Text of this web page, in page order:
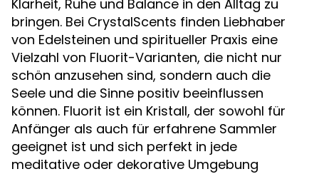
Klarheit, Ruhe und Balance in den Alltag zu
bringen. Bei CrystalScents finden Liebhaber
von Edelsteinen und spiritueller Praxis eine
Vielzahl von Fluorit-Varianten, die nicht nur
schön anzusehen sind, sondern auch die
Seele und die Sinne positiv beeinflussen
können. Fluorit ist ein Kristall, der sowohl für
Anfänger als auch für erfahrene Sammler
geeignet ist und sich perfekt in jede
meditative oder dekorative Umgebung